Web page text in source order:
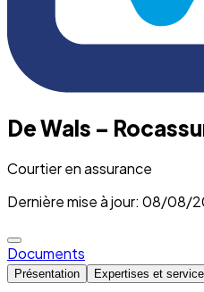
De Wals –
Courtier en assurance
Dernière mise à jour: 08/08/
Documents
Présentation Expertises et